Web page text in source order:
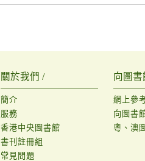
關於我們 /
簡介
服務
香港中央圖書館
書刊註冊組
常見問題
向圖書
網上參
向圖書
粵、澳